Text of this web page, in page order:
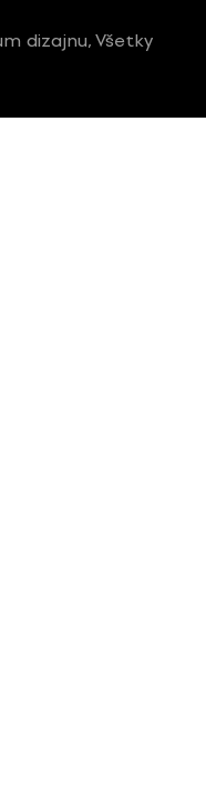
dizajnu, Všetky